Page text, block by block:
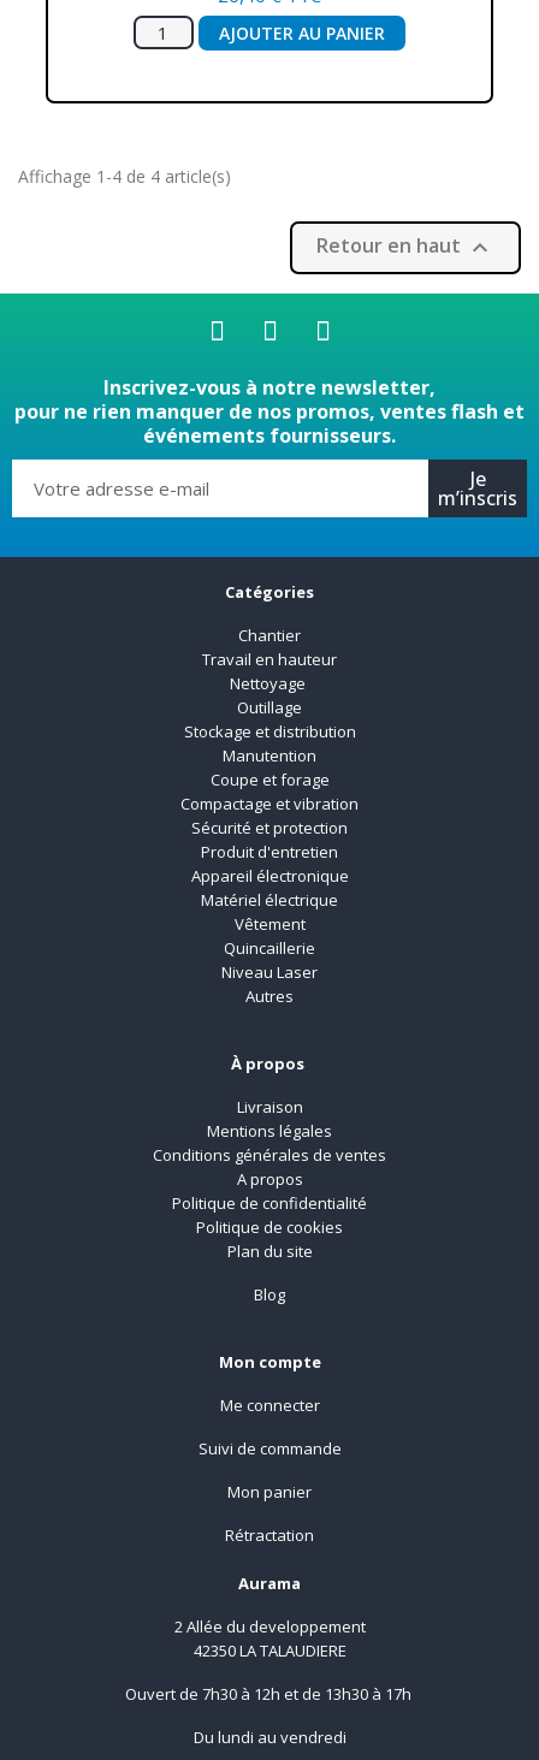
AJOUTER AU PANIER
Affichage 1-4 de 4 article(s)
Retour en haut 
Inscrivez-vous à notre newsletter,
pour ne rien manquer de nos promos, ventes flash et
événements fournisseurs.
Je
m’inscris
Catégories
Chantier
Travail en hauteur
Nettoyage
Outillage
Stockage et distribution
Manutention
Coupe et forage
Compactage et vibration
Sécurité et protection
Produit d'entretien
Appareil électronique
Matériel électrique
Vêtement
Quincaillerie
Niveau Laser
Autres
À propos
Livraison
Mentions légales
Conditions générales de ventes
A propos
Politique de confidentialité
Politique de cookies
Plan du site
Blog
Mon compte
Me connecter
Suivi de commande
Mon panier
Rétractation
Aurama
2 Allée du developpement
42350 LA TALAUDIERE
Ouvert de 7h30 à 12h et de 13h30 à 17h
Du lundi au vendredi